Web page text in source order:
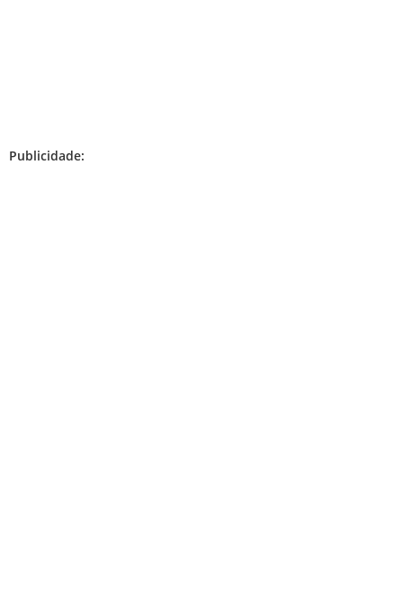
Publicidade: